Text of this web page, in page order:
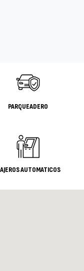
PARQUEADERO
AUTOMATICOS